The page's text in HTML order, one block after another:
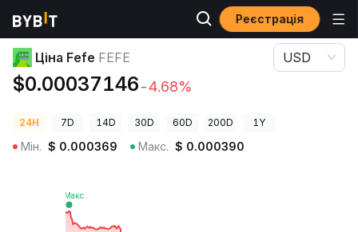
Реєстрація
Ціни криптовалют
Ціна Fefe FEFE
$0.00037146-4.68%
USD
24H 7D 14D 30D 60D 200D 1Y
Мін. $ 0.000369 Макс. $ 0.000390